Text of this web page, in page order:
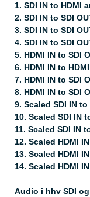
1. SDI IN to HDMI
2. SDI IN to SDI
3. SDI IN to SDI
4. SDI IN to SDI
5. HDMI IN to SDI
6. HDMI IN to
7. HDMI IN to SDI
8. HDMI IN to SDI
9. Scaled SDI IN to
10. Scaled SDI IN
11. Scaled SDI IN
12. Scaled HDMI
13. Scaled HDMI
14. Scaled HDMI
Audio i hhv SDI